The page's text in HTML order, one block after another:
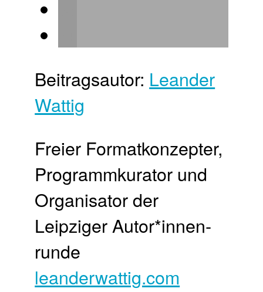
Beitragsautor: Leander
Wattig
Freier Format­konzepter,
Programm­kurator und
Organisator der
Leipziger Autor*innen­
runde
leanderwattig.com